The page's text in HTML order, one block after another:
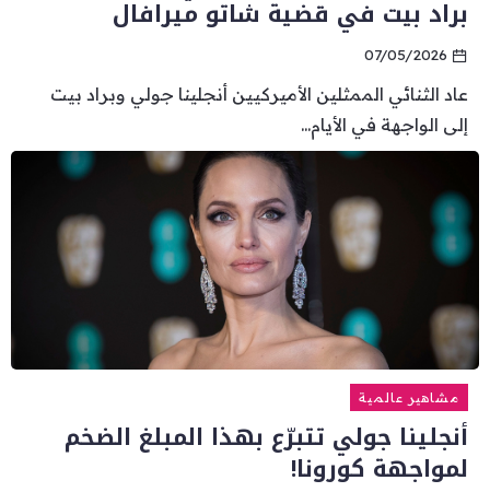
براد بيت في قضية شاتو ميرافال
07/05/2026
عاد الثنائي الممثلين الأميركيين أنجلينا جولي وبراد بيت
إلى الواجهة في الأيام...
مشاهير عالمية
أنجلينا جولي تتبرّع بهذا المبلغ الضخم
لمواجهة كورونا!